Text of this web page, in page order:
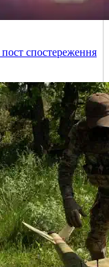
спостереження